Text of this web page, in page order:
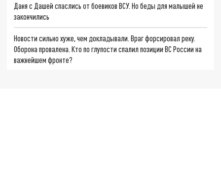
Даня с Дашей спаслись от боевиков ВСУ. Но беды для малышей не
закончились
Новости сильно хуже, чем докладывали. Враг форсировал реку.
Оборона провалена. Кто по глупости спалил позиции ВС России на
важнейшем фронте?